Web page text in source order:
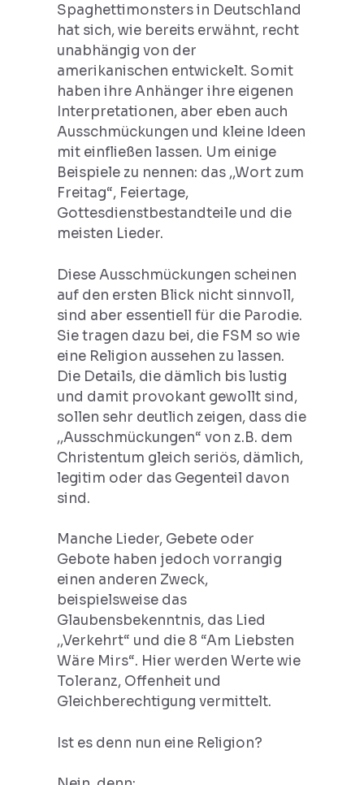
Spaghettimonsters in Deutschland
hat sich, wie bereits erwähnt, recht
unabhängig von der
amerikanischen entwickelt. Somit
haben ihre Anhänger ihre eigenen
Interpretationen, aber eben auch
Ausschmückungen und kleine Ideen
mit einfließen lassen. Um einige
Beispiele zu nennen: das ,,Wort zum
Freitag“, Feiertage,
Gottesdienstbestandteile und die
meisten Lieder.
Diese Ausschmückungen scheinen
auf den ersten Blick nicht sinnvoll,
sind aber essentiell für die Parodie.
Sie tragen dazu bei, die FSM so wie
eine Religion aussehen zu lassen.
Die Details, die dämlich bis lustig
und damit provokant gewollt sind,
sollen sehr deutlich zeigen, dass die
,,Ausschmückungen“ von z.B. dem
Christentum gleich seriös, dämlich,
legitim oder das Gegenteil davon
sind.
Manche Lieder, Gebete oder
Gebote haben jedoch vorrangig
einen anderen Zweck,
beispielsweise das
Glaubensbekenntnis, das Lied
,,Verkehrt“ und die 8 “Am Liebsten
Wäre Mirs“. Hier werden Werte wie
Toleranz, Offenheit und
Gleichberechtigung vermittelt.
Ist es denn nun eine Religion?